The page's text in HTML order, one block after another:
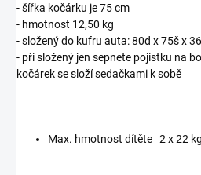
- šířka kočárku je 75 cm
- hmotnost 12,50 kg
- složený do kufru auta: 80d x 75š x
- při složený jen sepnete pojistku na
kočárek se složí sedačkami k sobě
Max. hmotnost dítěte 2 x 22 kg